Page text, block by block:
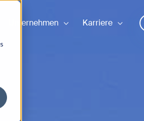
Unternehmen Karriere